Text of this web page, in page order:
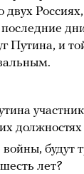
двух
Путина, и
должностях
будут
лет?